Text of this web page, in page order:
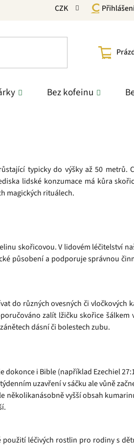
CZK
Bez kofeinu
typicky do výšky až 50 metrů.
lidské konzumace má kůra
magických rituálech.
skořicovou. V lidovém léčitelství
působení a podporuje správnou
do různých ovesných či
zalít lžičku skořice
dásní či bolestech zubu.
i Bible (například Ezechiel
uzavření v sáčku ale vůně
několikanásobně vyšší obsah
použití léčivých rostlin pro rodiny s